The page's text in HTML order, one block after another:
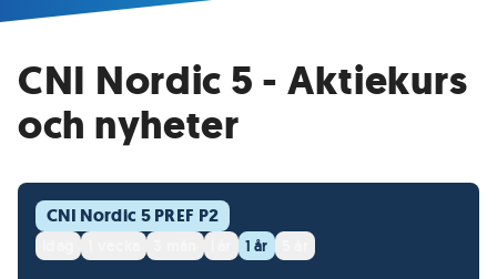
CNI Nordic 5 - Aktiekurs
och nyheter
CNI Nordic 5 PREF P2
1 år